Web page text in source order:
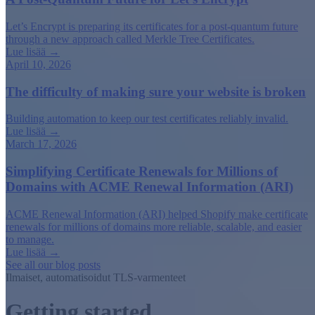
Let’s Encrypt is preparing its certificates for a post-quantum future
through a new approach called Merkle Tree Certificates.
Lue lisää →
April 10, 2026
The difficulty of making sure your website is broken
Building automation to keep our test certificates reliably invalid.
Lue lisää →
March 17, 2026
Simplifying Certificate Renewals for Millions of
Domains with ACME Renewal Information (ARI)
ACME Renewal Information (ARI) helped Shopify make certificate
renewals for millions of domains more reliable, scalable, and easier
to manage.
Lue lisää →
See all our blog posts
Ilmaiset, automatisoidut TLS-varmenteet